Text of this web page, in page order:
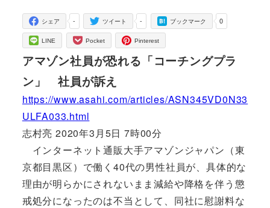
-
シェア -
ツイート 0
ブックマーク
LINE Pocket Pinterest
アマゾン社員が恐れる「コーチングプラ
ン」 社員が訴え
https://www.asahi.com/articles/ASN345VD0N33
ULFA033.html
志村亮 2020年3月5日 7時00分
インターネット通販大手アマゾンジャパン（東
京都目黒区）で働く40代の男性社員が、具体的な
理由が明らかにされないまま減給や降格を伴う懲
戒処分になったのは不当として、同社に慰謝料な